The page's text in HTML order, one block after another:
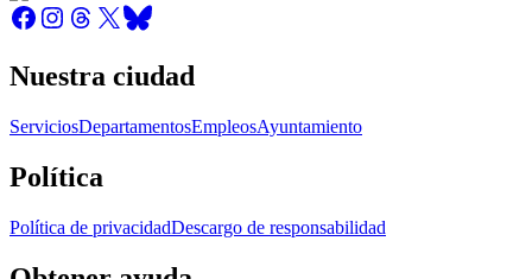
Nuestra ciudad
ServiciosDepartamentosEmpleosAyuntamiento
Política
Política de privacidadDescargo de responsabilidad